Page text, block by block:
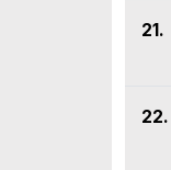
21.
22.